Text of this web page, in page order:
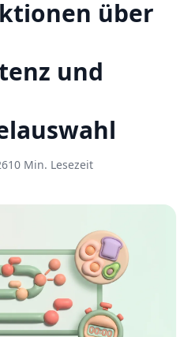
über
und
10 Min. Lesezeit